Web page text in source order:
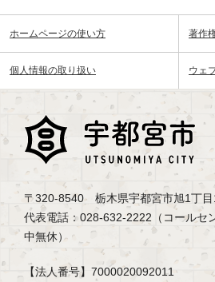
ホームページの使い方 著作
個人情報の取り扱い ウェ
〒320-8540 栃木県宇都宮市旭1丁
代表電話：028-632-2222（コールセ
中無休）
【法人番号】7000020092011